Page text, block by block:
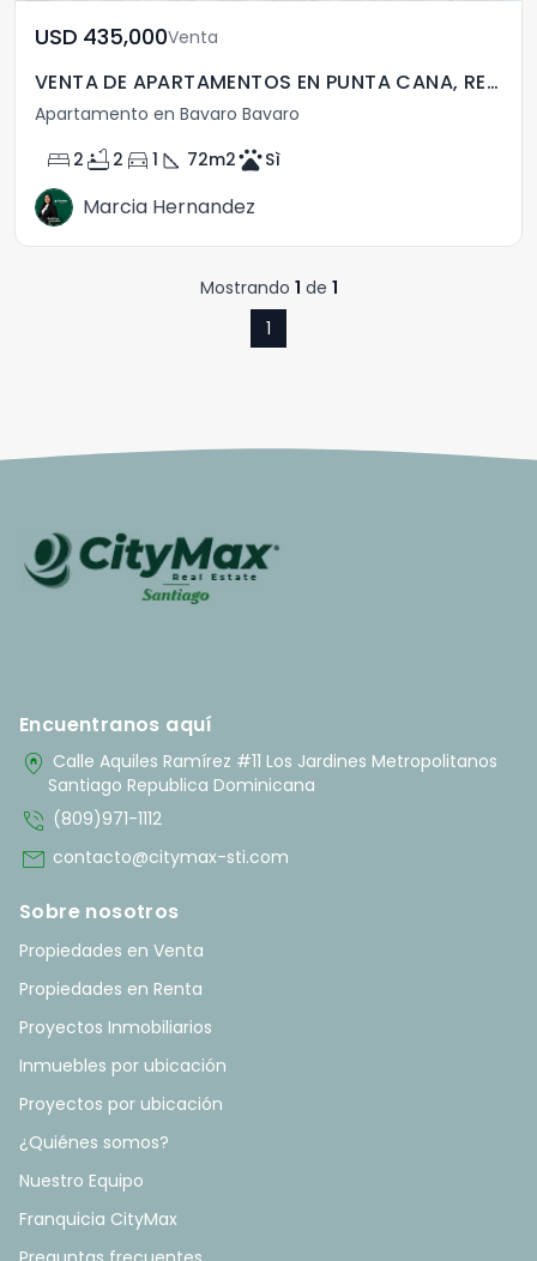
USD	435,000Venta
VENTA DE APARTAMENTOS EN PUNTA CANA, REP.DOM
Apartamento en Bavaro Bavaro
bed 2 bathtub 2 directions_car 1 square_foot 72m2petsSì
Marcia Hernandez
Mostrando 1 de 1
1
Encuentranos aquí
home_pin Calle Aquiles Ramírez #11 Los Jardines Metropolitanos
Santiago Republica Dominicana
phone_in_talk (809)971-1112
mail contacto@citymax-sti.com
Sobre nosotros
Propiedades en Venta
Propiedades en Renta
Proyectos Inmobiliarios
Inmuebles por ubicación
Proyectos por ubicación
¿Quiénes somos?
Nuestro Equipo
Franquicia CityMax